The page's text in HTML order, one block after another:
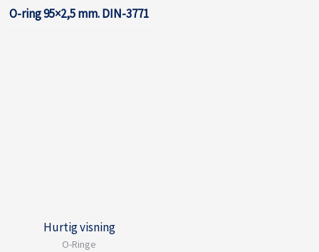
O-ring 95×2,5 mm. DIN-3771
Hurtig visning
O-Ringe